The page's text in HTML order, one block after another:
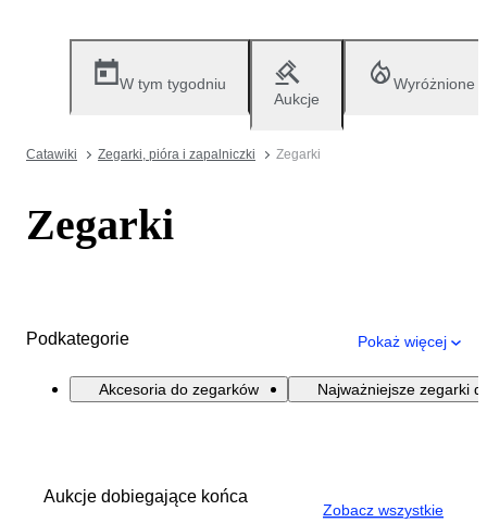
W tym tygodniu
Aukcje
Wyróżnione
Catawiki Zegarki, pióra i zapalniczki Zegarki
Zegarki
Podkategorie Pokaż więcej
Akcesoria do zegarków Najważniejsze zegarki
Aukcje dobiegające końca
Zobacz wszystkie